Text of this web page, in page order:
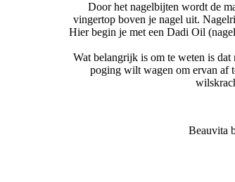
Door het nagelbijten wordt de
vingertop boven je nagel uit.
Hier begin je met een Dadi Oil
Wat belangrijk is om te weten is
poging wilt wagen om ervan af
Beauvita